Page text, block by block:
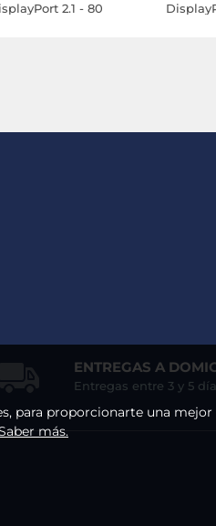
2.1 - 80
ENTREGAS A
Entregas entre 3 y 5
para proporcionarte una mejor
más.